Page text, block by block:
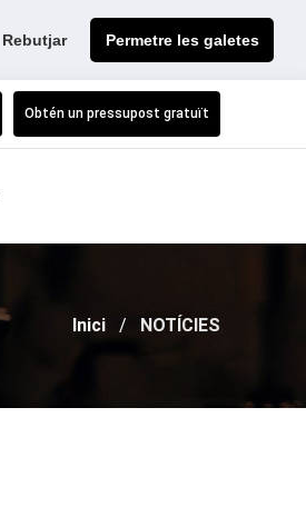
Rebutjar Permetre les galetes
Obtén un pressupost gratuït
Inici NOTÍCIES